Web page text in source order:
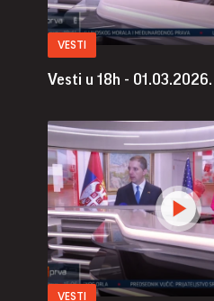
VESTI
Vesti u 18h - 01.03.2026.
VESTI